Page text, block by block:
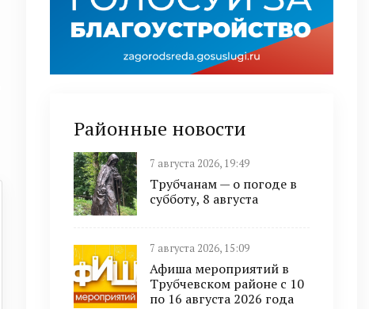
Районные новости
7 августа 2026, 19:49
Трубчанам — о погоде в
субботу, 8 августа
7 августа 2026, 15:09
Афиша мероприятий в
Трубчевском районе с 10
по 16 августа 2026 года